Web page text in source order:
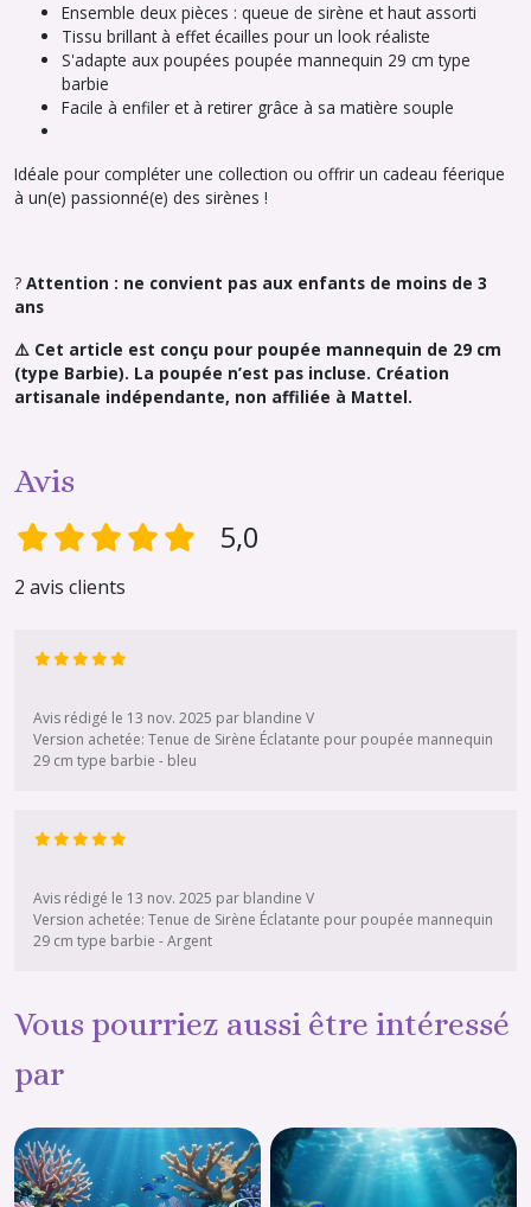
Ensemble deux pièces : queue de sirène et haut assorti
Tissu brillant à effet écailles pour un look réaliste
S'adapte aux poupées poupée mannequin 29 cm type
barbie
Facile à enfiler et à retirer grâce à sa matière souple
Idéale pour compléter une collection ou offrir un cadeau féerique
à un(e) passionné(e) des sirènes !
? Attention : ne convient pas aux enfants de moins de 3
ans
⚠️ Cet article est conçu pour poupée mannequin de 29 cm
(type Barbie). La poupée n’est pas incluse. Création
artisanale indépendante, non affiliée à Mattel.
Avis
5,0
2 avis clients
Avis rédigé le 13 nov. 2025 par blandine V
Version achetée: Tenue de Sirène Éclatante pour poupée mannequin
29 cm type barbie - bleu
Avis rédigé le 13 nov. 2025 par blandine V
Version achetée: Tenue de Sirène Éclatante pour poupée mannequin
29 cm type barbie - Argent
Vous pourriez aussi être intéressé
par